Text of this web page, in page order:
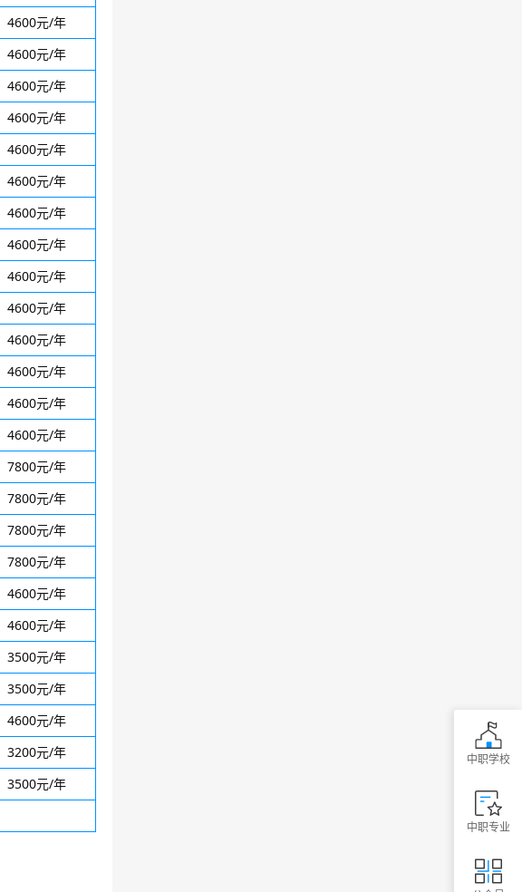
4600元/年
4600元/年
4600元/年
4600元/年
4600元/年
4600元/年
4600元/年
4600元/年
4600元/年
4600元/年
4600元/年
4600元/年
4600元/年
4600元/年
7800元/年
7800元/年
7800元/年
7800元/年
4600元/年
4600元/年
3500元/年
3500元/年
4600元/年
3200元/年
3500元/年
中职学校
中职专业